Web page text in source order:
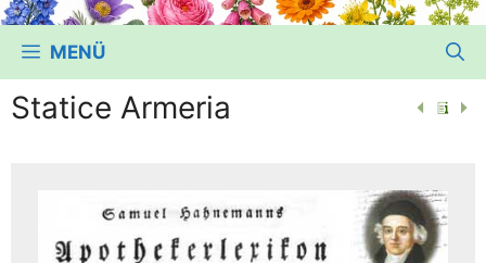
MENÜ
Statice Armeria